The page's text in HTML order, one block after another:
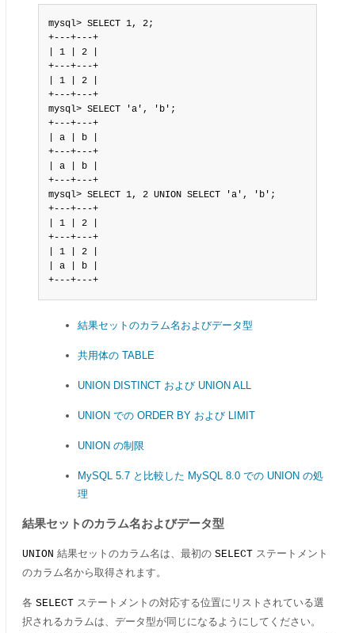
mysql> SELECT 1, 2;
+---+---+
| 1 | 2 |
+---+---+
| 1 | 2 |
+---+---+
mysql> SELECT 'a', 'b';
+---+---+
| a | b |
+---+---+
| a | b |
+---+---+
mysql> SELECT 1, 2 UNION SELECT 'a', 'b';
+---+---+
| 1 | 2 |
+---+---+
| 1 | 2 |
| a | b |
+---+---+
結果セットのカラム名およびデータ型
共用体の TABLE
UNION DISTINCT および UNION ALL
UNION での ORDER BY および LIMIT
UNION の制限
MySQL 5.7 と比較した MySQL 8.0 での UNION の処
理
結果セットのカラム名およびデータ型
UNION 結果セットのカラム名は、最初の SELECT ステートメント
のカラム名から取得されます。
各 SELECT ステートメントの対応する位置にリストされている選
択されるカラムは、データ型が同じになるようにしてください。